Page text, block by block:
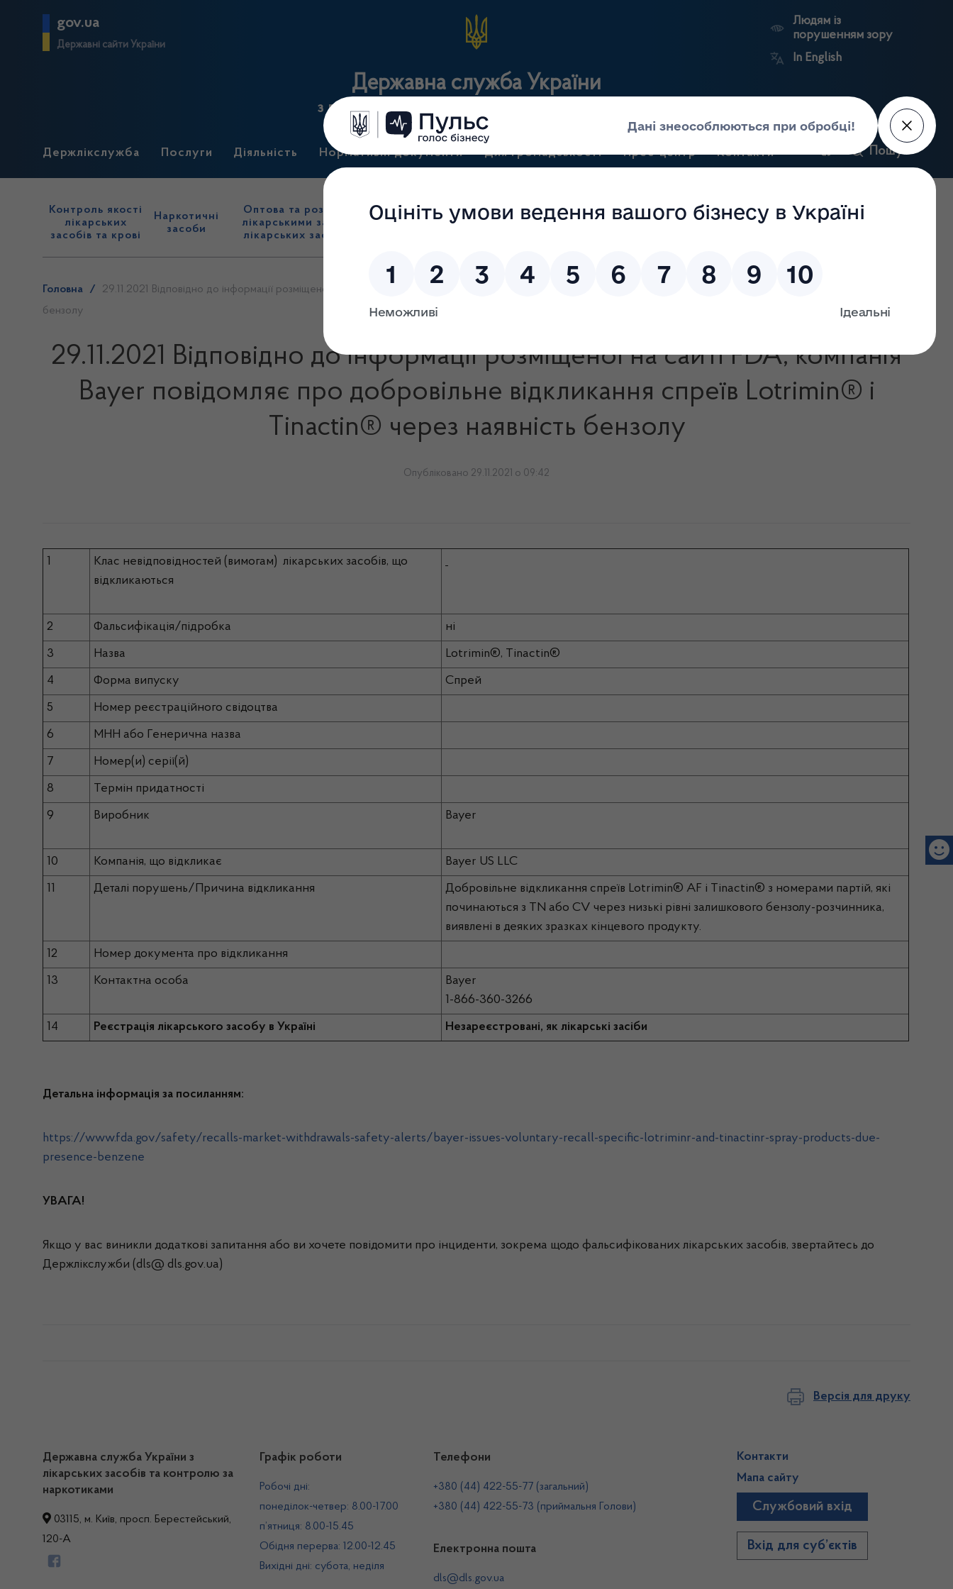
gov.ua
Державні сайти України
Державна служба України
з лікарських засобів та контролю за наркотиками
Людям із
порушенням зору
In English
Держлікслужба Послуги Діяльність Нормативні документи Для громадськості Прес-центр Контакти Пошук
Контроль якості
лікарських
засобів та крові
Наркотичні
засоби
Оптова та роздрібна торгівля
лікарськими засобами, імпорт
лікарських засобів (крім АФІ)
Державний
нагляд
виробництва лікарських
Ринковий
Державні
Антикорупційний
портал
Головна /
29.11.2021 Відповідно до інформації розміщеної на сайті FDA, компанія Bayer повідомляє про добровільне відкликання спреїв Lotrimin® і Tinactin® через наявність
бензолу
29.11.2021 Відповідно до інформації розміщеної на сайті FDA, компанія
Bayer повідомляє про добровільне відкликання спреїв Lotrimin® і
Tinactin® через наявність бензолу
Опубліковано 29.11.2021 о 09:42
1
Клас невідповідностей (вимогам) лікарських засобів, що
відкликаються
2 Фальсифікація/підробка ні
3 Назва Lotrimin®, Tinactin®
4 Форма випуску Спрей
5 Номер реєстраційного свідоцтва
6 МНН або Генерична назва
7 Номер(и) серії(й)
8 Термін придатності
9 Виробник Bayer
10 Компанія, що відкликає Bayer US LLC
11 Деталі порушень/Причина відкликання
Добровільне відкликання спреїв Lotrimin® AF і Tinactin® з номерами партій, які
починаються з TN або CV через низькі рівні залишкового бензолу-розчинника,
виявлені в деяких зразках кінцевого продукту.
12 Номер документа про відкликання
13 Контактна особа
Bayer
1-866-360-3266
14 Реєстрація лікарського засобу в Україні Незареєстровані, як лікарські засіби
Детальна інформація за посиланням:
https://www.fda.gov/safety/recalls-market-withdrawals-safety-alerts/bayer-issues-voluntary-recall-specific-lotriminr-and-tinactinr-spray-products-due-
presence-benzene
УВАГА!
Якщо у вас виникли додаткові запитання або ви хочете повідомити про інциденти, зокрема щодо фальсифікованих лікарських засобів, звертайтесь до
Держлікслужби (dls@ dls.gov.ua)
Версія для друку
Державна служба України з
лікарських засобів та контролю за
наркотиками
03115, м. Київ, просп. Берестейський,
120-А
Графік роботи
Робочі дні:
понеділок-четвер: 8.00-17.00
п’ятниця: 8.00-15.45
Обідня перерва: 12.00-12.45
Вихідні дні: субота, неділя
Телефони
+380 (44) 422-55-77 (загальний)
+380 (44) 422-55-73 (приймальня Голови)
Електронна пошта
dls@dls.gov.ua
Контакти
Мапа сайту
Службовий вхід
Вхід для суб’єктів